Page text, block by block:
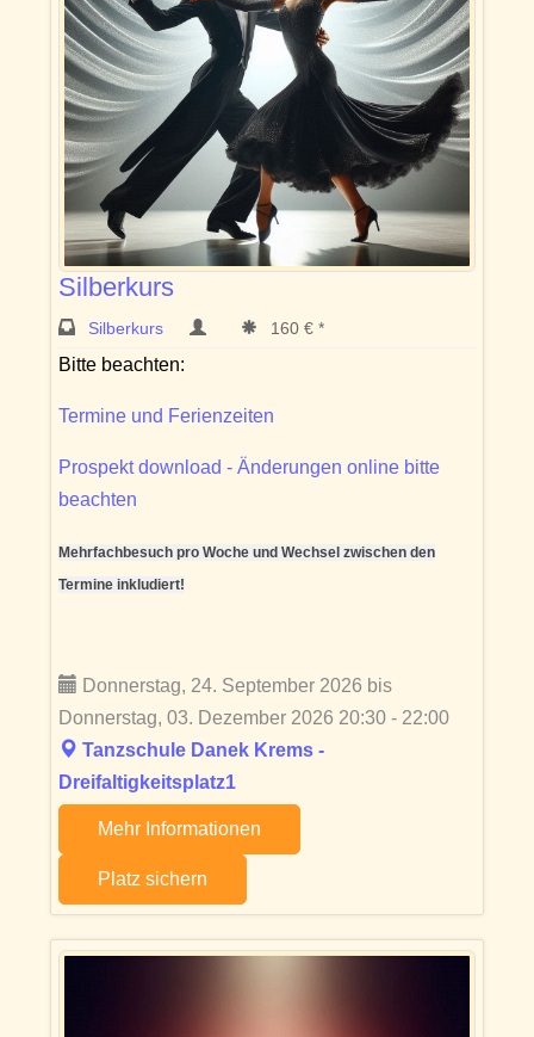
Silberkurs
Silberkurs 160 € *
Bitte beachten:
Termine und Ferienzeiten
Prospekt download - Änderungen online bitte
beachten
Mehrfachbesuch pro Woche und Wechsel zwischen den
Termine inkludiert!
Donnerstag, 24. September 2026 bis
Donnerstag, 03. Dezember 2026 20:30 - 22:00
Tanzschule Danek Krems -
Dreifaltigkeitsplatz1
Mehr Informationen
Platz sichern